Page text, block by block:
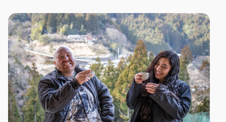
aitripper@air-travel.jp
食べることのできない「幻の生そうめん」を試食してもらいま
す。 通常の乾麺と食べ比べていただき、その独特の食感と味わ
いを体感してください。 工場は四国山地の中にあり、緑にあふ
れた自然豊かな地域です。 脈々と受け継がれてきた半田そうめ
んの歴史と伝統をお楽しみいただきます。 《料金》 大人：
4,000円 3歳～小学生まで：2,000円 2歳以下：無料 《所要時
間》 約2時間 《体験可能時間》 平日 13時～15時 《参加人数》
2人～5人 【事業者情報】 八千代麺業株式会社 ◇住所： 徳島
県美馬郡つるぎ町半田上蓮１３７－１ ◇アクセス： JR阿波
半田駅より車で16分 ◇定休日： 土日祝 ◇ウェブサイト：
https://tenobemen.com/